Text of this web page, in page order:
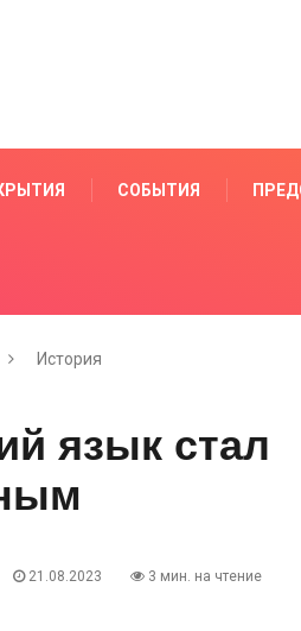
СОБЫТИЯ
История
язык стал
21.08.2023 3 мин. на чтение